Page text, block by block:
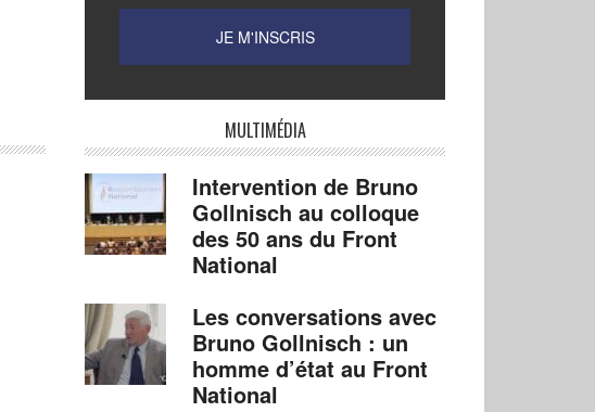
MULTIMÉDIA
Intervention de Bruno
Gollnisch au colloque
des 50 ans du Front
National
Les conversations avec
Bruno Gollnisch : un
homme d’état au Front
National